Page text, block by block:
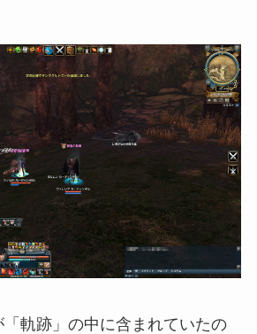
軌跡」の中に含まれていたの